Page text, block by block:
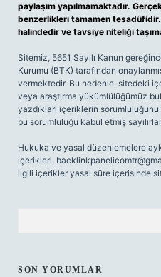
paylaşım yapılmamaktadır.
benzerlikleri tamamen
halindedir ve tavsiye niteliği
Sitemiz, 5651 Sayılı Kanun
Kurumu (BTK) tarafından
vermektedir. Bu nedenle, sitedeki
veya araştırma yükümlülüğümüz
yazdıkları içeriklerin
bu sorumluluğu kabul etmiş
Hukuka ve yasal düzenlemelere
içerikleri,
ilgili içerikler yasal süre içerisinde
SON YORUMLAR